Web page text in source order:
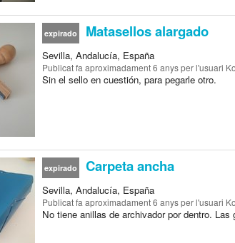
expirado Matasellos alargado
Sevilla, Andalucía, España
Publicatfa aproximadament 6 anysper l'usuari
Sin el sello en cuestión, para pegarle otro.
expirado Carpeta ancha
Sevilla, Andalucía, España
Publicatfa aproximadament 6 anysper l'usuari
No tiene anillas de archivador por dentro.